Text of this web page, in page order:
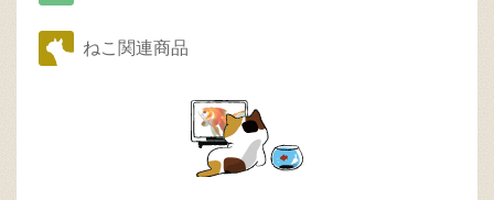
ねこ関連商品